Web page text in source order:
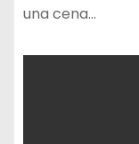
una cena…